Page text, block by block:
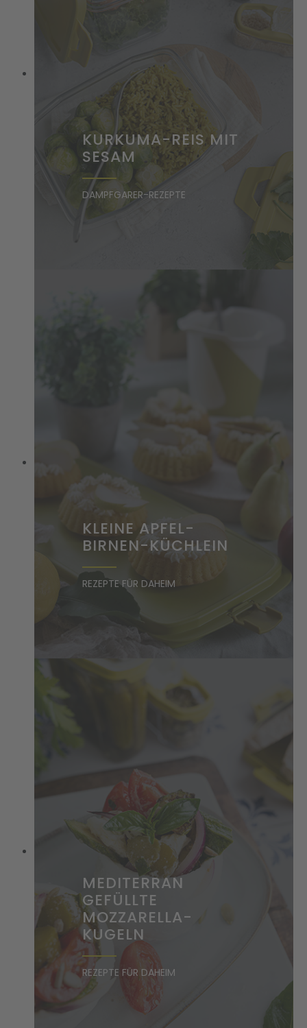
KURKUMA-REIS MIT
SESAM
DAMPFGARER-REZEPTE
KLEINE APFEL-
BIRNEN-KÜCHLEIN
REZEPTE FÜR DAHEIM
MEDITERRAN
GEFÜLLTE
MOZZARELLA-
KUGELN
REZEPTE FÜR DAHEIM